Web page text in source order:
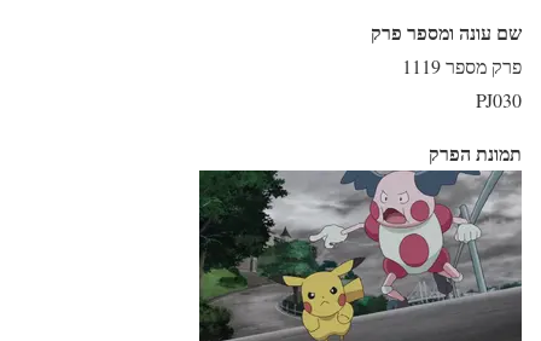
שם עונה ומספר פרק
פרק מספר 1119
PJ030
תמונת הפרק